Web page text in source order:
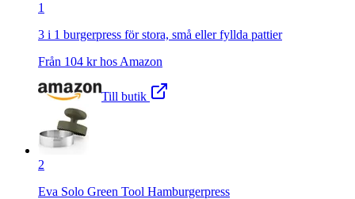
1
3 i 1 burgerpress för stora, små eller fyllda pattier
Från 104 kr hos Amazon
Till butik
2
Eva Solo Green Tool Hamburgerpress